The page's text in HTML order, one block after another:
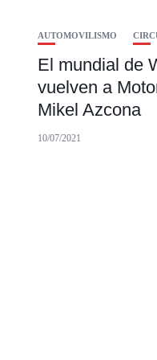
AUTOMOVILISMO
El mundial de
vuelven a
Mikel Azcona
10/07/2021